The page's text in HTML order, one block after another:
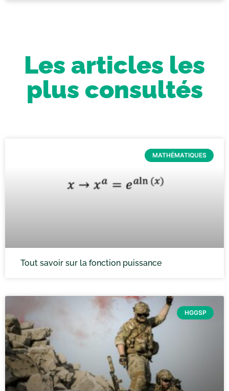
Les articles les
plus consultés
MATHÉMATIQUES
Tout savoir sur la fonction puissance
HGGSP